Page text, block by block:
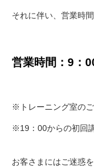
それに伴い、営業時
営業時間：9：
※ トレーニング室の
※19 ： 00からの初回
お客さまにはご迷惑